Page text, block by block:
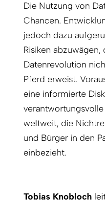
Die Nutzung von
Chancen.
jedoch dazu
Risiken
Datenrevolution
Pferd erweist.
eine informierte
weltweit, die
und Bürger in den
einbezieht.
Tobias Knobloch